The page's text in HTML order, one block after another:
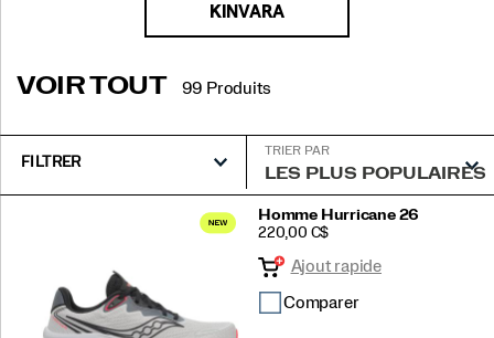
KINVARA
VOIR TOUT 99 Produits
FILTRER
TRIER PAR
Homme Hurricane 26
PRICE
220,00 C$
Ajout rapide
Comparer